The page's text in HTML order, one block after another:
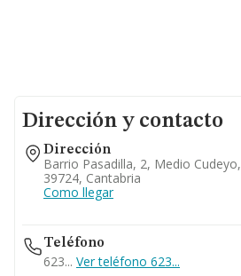
Dirección y contacto
Dirección
Barrio Pasadilla, 2, Medio Cudeyo,
39724, Cantabria
Como llegar
Teléfono
623... Ver teléfono 623...